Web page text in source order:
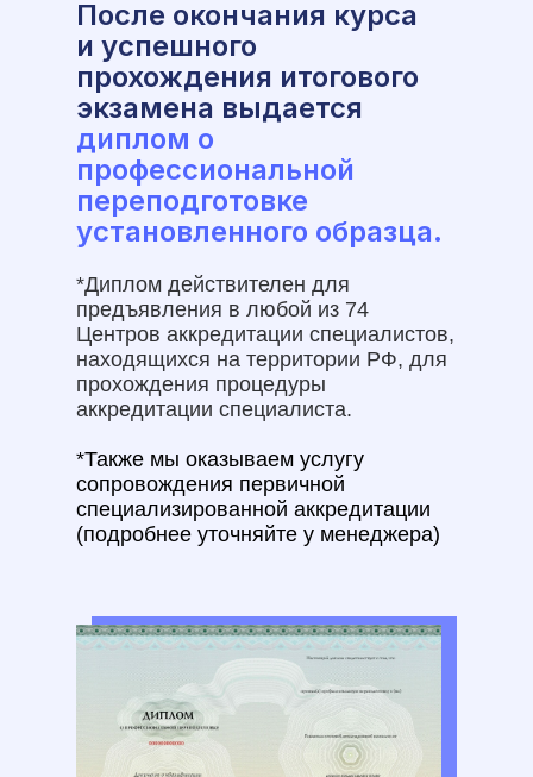
После окончания курса
и успешного
прохождения итогового
экзамена выдается
диплом о
профессиональной
переподготовке
установленного образца.
*Диплом действителен для
предъявления в любой из 74
Центров аккредитации специалистов,
находящихся на территории РФ, для
прохождения процедуры
аккредитации специалиста.
*Также мы оказываем услугу
сопровождения первичной
специализированной аккредитации
(подробнее уточняйте у менеджера)